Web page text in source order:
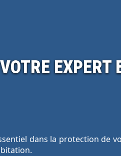
EXPERT
dans la protection de